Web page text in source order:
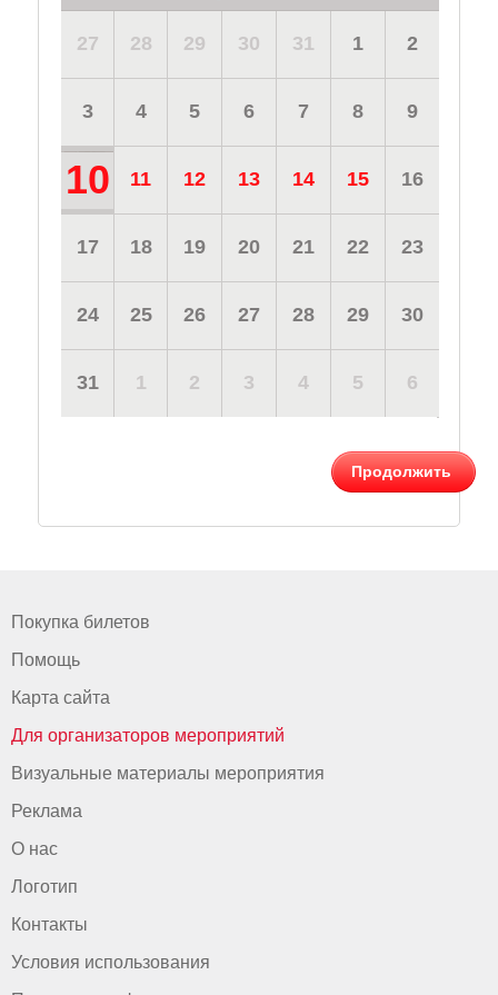
27 28 29 30 31 1 2
3 4 5 6 7 8 9
10 11 12 13 14 15 16
17 18 19 20 21 22 23
24 25 26 27 28 29 30
31 1 2 3 4 5 6
Продолжить
Покупка билетов
Помощь
Карта сайта
Для организаторов мероприятий
Визуальные материалы мероприятия
Реклама
О нас
Логотип
Контакты
Условия использования